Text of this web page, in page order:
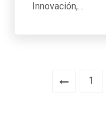
Innovación,…
1